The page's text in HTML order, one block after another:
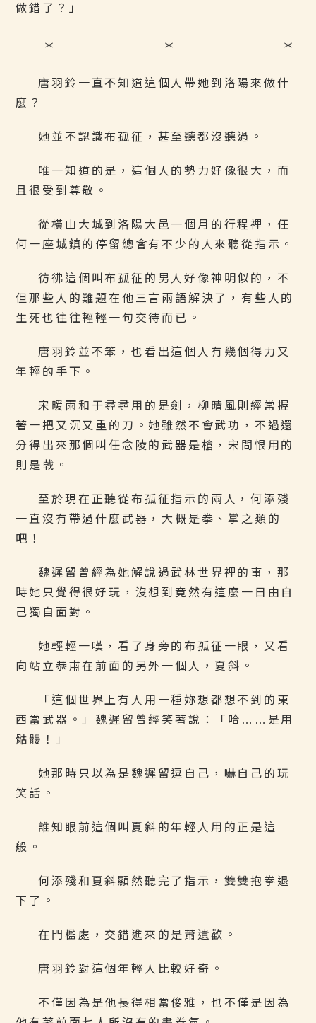
做錯了？」
＊ ＊ ＊
唐羽鈴一直不知道這個人帶她到洛陽來做什
麼？
她並不認識布孤征，甚至聽都沒聽過。
唯一知道的是，這個人的勢力好像很大，而
且很受到尊敬。
從橫山大城到洛陽大邑一個月的行程裡，任
何一座城鎮的停留總會有不少的人來聽從指示。
彷彿這個叫布孤征的男人好像神明似的，不
但那些人的難題在他三言兩語解決了，有些人的
生死也往往輕輕一句交待而已。
唐羽鈴並不笨，也看出這個人有幾個得力又
年輕的手下。
宋暖雨和于尋尋用的是劍，柳晴風則經常握
著一把又沉又重的刀。她雖然不會武功，不過還
分得出來那個叫任念陵的武器是槍，宋問恨用的
則是戟。
至於現在正聽從布孤征指示的兩人，何添殘
一直沒有帶過什麼武器，大概是拳、掌之類的
吧！
魏遲留曾經為她解說過武林世界裡的事，那
時她只覺得很好玩，沒想到竟然有這麼一日由自
己獨自面對。
她輕輕一嘆，看了身旁的布孤征一眼，又看
向站立恭肅在前面的另外一個人，夏斜。
「這個世界上有人用一種妳想都想不到的東
西當武器。」魏遲留曾經笑著說：「哈……是用
骷髏！」
她那時只以為是魏遲留逗自己，嚇自己的玩
笑話。
誰知眼前這個叫夏斜的年輕人用的正是這
般。
何添殘和夏斜顯然聽完了指示，雙雙抱拳退
下了。
在門檻處，交錯進來的是蕭遺歡。
唐羽鈴對這個年輕人比較好奇。
不僅因為是他長得相當俊雅，也不僅是因為